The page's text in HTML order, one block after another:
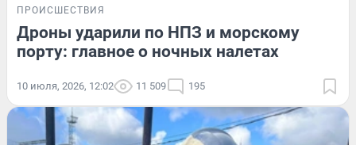
ПРОИСШЕСТВИЯ
Дроны ударили по НПЗ и морскому
порту: главное о ночных налетах
10 июля, 2026, 12:02 11 509 195